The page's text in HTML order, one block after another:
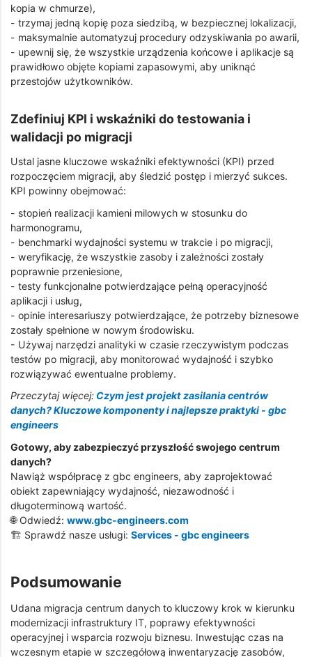
kopia w chmurze),
- trzymaj jedną kopię poza siedzibą, w bezpiecznej lokalizacji,
- maksymalnie automatyzuj procedury odzyskiwania po awarii,
- upewnij się, że wszystkie urządzenia końcowe i aplikacje są
prawidłowo objęte kopiami zapasowymi, aby uniknąć
przestojów użytkowników.
Zdefiniuj KPI i wskaźniki do testowania i
walidacji po migracji
Ustal jasne kluczowe wskaźniki efektywności (KPI) przed
rozpoczęciem migracji, aby śledzić postęp i mierzyć sukces.
KPI powinny obejmować:
- stopień realizacji kamieni milowych w stosunku do
harmonogramu,
- benchmarki wydajności systemu w trakcie i po migracji,
- weryfikację, że wszystkie zasoby i zależności zostały
poprawnie przeniesione,
- testy funkcjonalne potwierdzające pełną operacyjność
aplikacji i usług,
- opinie interesariuszy potwierdzające, że potrzeby biznesowe
zostały spełnione w nowym środowisku.
- Używaj narzędzi analityki w czasie rzeczywistym podczas
testów po migracji, aby monitorować wydajność i szybko
rozwiązywać ewentualne problemy.
Przeczytaj więcej: Czym jest projekt zasilania centrów
danych? Kluczowe komponenty i najlepsze praktyki - gbc
engineers
Gotowy, aby zabezpieczyć przyszłość swojego centrum
danych?
Nawiąż współpracę z gbc engineers, aby zaprojektować
obiekt zapewniający wydajność, niezawodność i
długoterminową wartość.
🌐 Odwiedź: www.gbc-engineers.com
🏗️ Sprawdź nasze usługi: Services - gbc engineers
Podsumowanie
Udana migracja centrum danych to kluczowy krok w kierunku
modernizacji infrastruktury IT, poprawy efektywności
operacyjnej i wsparcia rozwoju biznesu. Inwestując czas na
wczesnym etapie w szczegółową inwentaryzację zasobów,